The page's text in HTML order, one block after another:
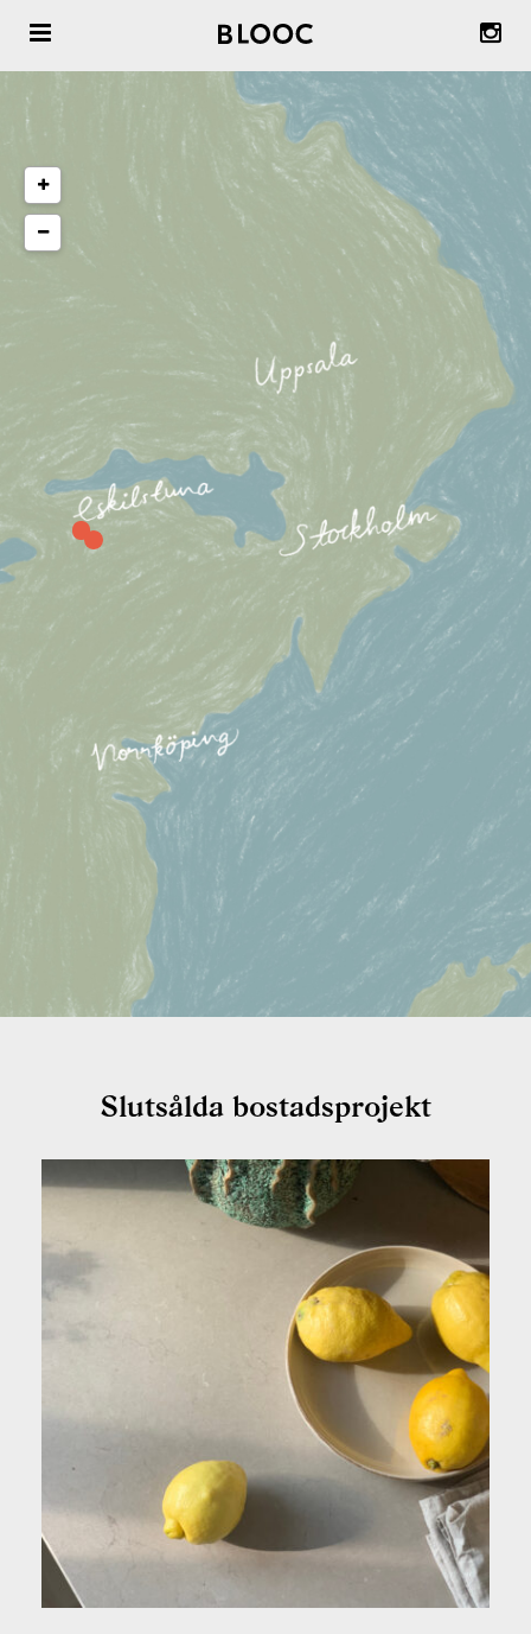
Radhus att köpa
Radhus att hyra
Om våra radhus & trädgårdsstäder
Om Blooc
Önska Område ™
Inspiration & reportage
Nyheter
Slutsålda bostadsprojekt